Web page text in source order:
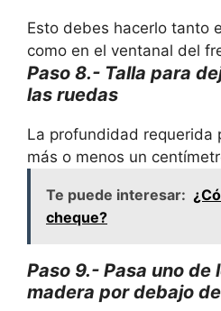
Esto debes hacerlo tanto
como en el ventanal del
Paso 8.- Talla para
las ruedas
La profundidad requerida
más o menos un
Te puede interesar:
cheque?
Paso 9.- Pasa uno de
madera por debajo